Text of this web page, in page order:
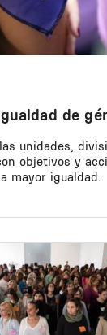
de
unidades,
objetivos y
mayor igualdad.